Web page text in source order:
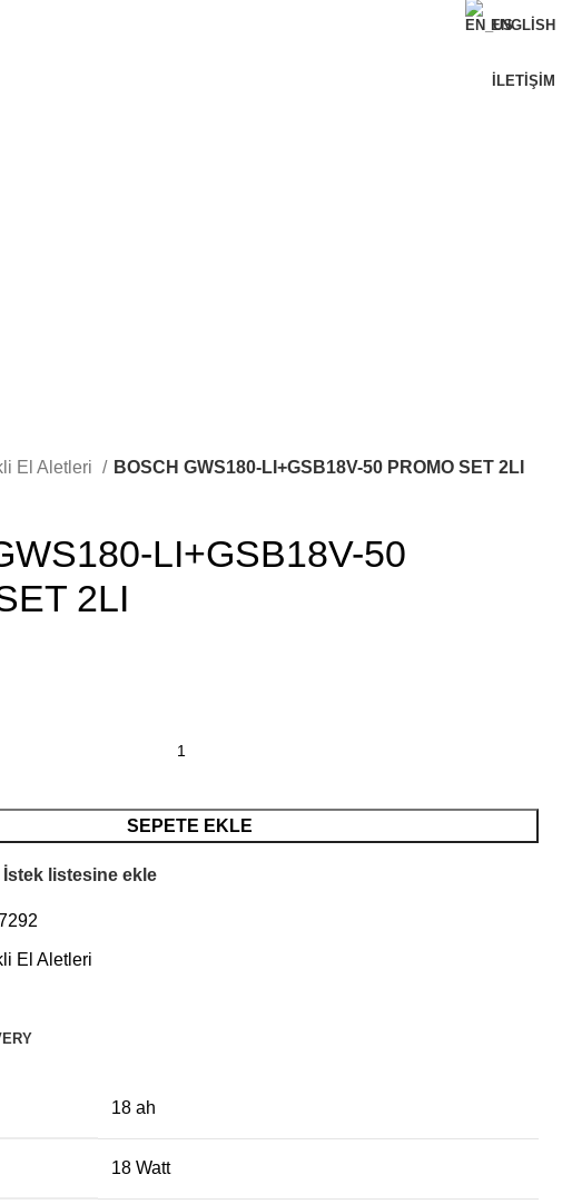
ENGLISH
İLETIŞIM
El Aletleri
BOSCH GWS180-LI+GSB18V-50 PROMO SET 2LI
LI+GSB18V-50
2LI
SEPETE EKLE
İstek listesine ekle
El Aletleri
18 ah
18 Watt